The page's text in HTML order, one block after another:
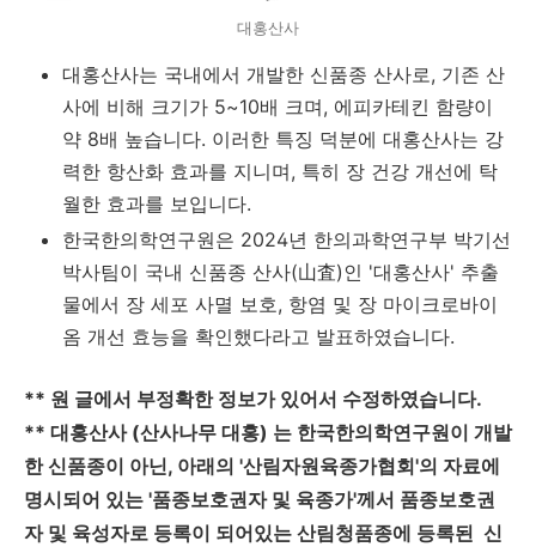
대홍산사
대홍산사는 국내에서 개발한 신품종 산사로, 기존 산
사에 비해 크기가 5~10배 크며, 에피카테킨 함량이
약 8배 높습니다. 이러한 특징 덕분에 대홍산사는 강
력한 항산화 효과를 지니며, 특히 장 건강 개선에 탁
월한 효과를 보입니다.
한국한의학연구원은 2024년 한의과학연구부 박기선
박사팀이 국내 신품종 산사(山査)인 '대홍산사' 추출
물에서 장 세포 사멸 보호, 항염 및 장 마이크로바이
옴 개선 효능을 확인했다라고 발표하였습니다.
** 원 글에서 부정확한 정보가 있어서 수정하였습니다.
** 대홍산사 (산사나무 대홍) 는 한국한의학연구원이 개발
한 신품종이 아닌, 아래의 '산림자원육종가협회'의 자료에
명시되어 있는 '품종보호권자 및 육종가'께서 품종보호권
자 및 육성자로 등록이 되어있는 산림청품종에 등록된 신